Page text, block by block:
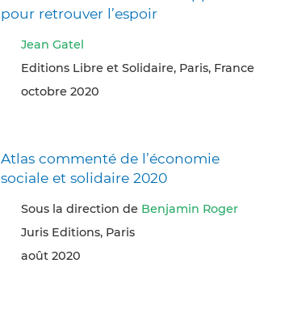
pour retrouver l’espoir
Jean Gatel
Editions Libre et Solidaire, Paris, France
octobre 2020
Atlas commenté de l’économie
sociale et solidaire 2020
Sous la direction de Benjamin Roger
Juris Editions, Paris
août 2020